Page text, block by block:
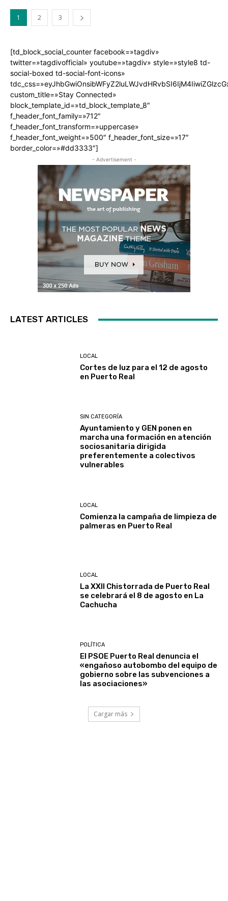
1 2 3
[td_block_social_counter facebook=»tagdiv»
twitter=»tagdivofficial» youtube=»tagdiv» style=»style8 td-
social-boxed td-social-font-icons»
custom_title=»Stay Connected»
block_template_id=»td_block_template_8″
f_header_font_family=»712″
f_header_font_transform=»uppercase»
f_header_font_weight=»500″ f_header_font_size=»17″
border_color=»#dd3333″]
- Advertisement -
LATEST ARTICLES
LOCAL
Cortes de luz para el 12 de agosto
en Puerto Real
SIN CATEGORÍA
Ayuntamiento y GEN ponen en
marcha una formación en atención
sociosanitaria dirigida
preferentemente a colectivos
vulnerables
LOCAL
Comienza la campaña de limpieza de
palmeras en Puerto Real
LOCAL
La XXII Chistorrada de Puerto Real
se celebrará el 8 de agosto en La
Cachucha
POLÍTICA
El PSOE Puerto Real denuncia el
«engañoso autobombo del equipo de
gobierno sobre las subvenciones a
las asociaciones»
Cargar más